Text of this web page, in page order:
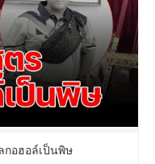
กอฮอล์เป็นพิษ